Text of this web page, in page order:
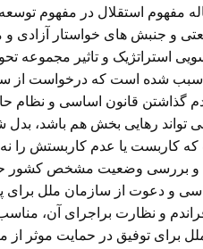
مفهوم استقلال در مفهوم
و جنبش های خواستار آزادی
استراتژیک و تاثیر مجموعه
سبب شده است که درخواست از
گذاشتن قانون اساسی و نظام
تواند رهایی بخش هم باشد،
کاربست یا عدم کاربستش را
وضعیت مشخص کشور
و دعوت از سازمان ملل برای
و نظارت براجرای آن،
توفیق در حمایت موثر از